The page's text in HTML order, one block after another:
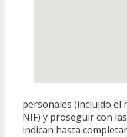
personales (incluido el
NIF) y proseguir con
indican hasta